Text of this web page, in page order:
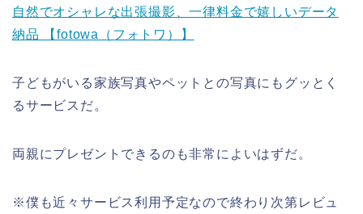
自然でオシャレな出張撮影、一律料金で嬉しいデータ
納品 【fotowa（フォトワ）】
子どもがいる家族写真やペットとの写真にもグッとく
るサービスだ。
両親にプレゼントできるのも非常によいはずだ。
※僕も近々サービス利用予定なので終わり次第レビュ